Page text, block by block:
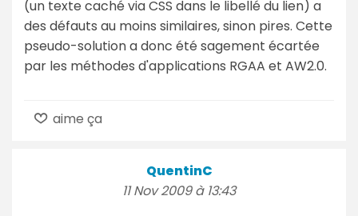
(un texte caché via CSS dans le libellé du lien) a
des défauts au moins similaires, sinon pires. Cette
pseudo-solution a donc été sagement écartée
par les méthodes d'applications RGAA et AW2.0.
aime ça
QuentinC
11 Nov 2009 à 13:43